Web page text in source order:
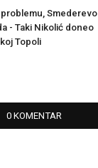
problemu, Smederevo
- Taki Nikolić doneo
Topoli
0 KOMENTAR